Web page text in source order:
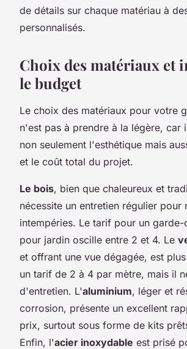
de détails sur chaque matériau à
personnalisés.
Choix des matériaux et
le budget
Le choix des matériaux pour votre
n'est pas à prendre à la légère, car
non seulement l'esthétique mais
et le coût total du projet.
Le bois, bien que chaleureux et
nécessite un entretien régulier pour
intempéries. Le tarif pour un
pour jardin oscille entre 2 et 4. Le
et offrant une vue dégagée, est
un tarif de 2 à 4 par mètre, mais il
d'entretien. L'aluminium, léger et
corrosion, présente un excellent
prix, surtout sous forme de kits
Enfin, l'acier inoxydable est prisé